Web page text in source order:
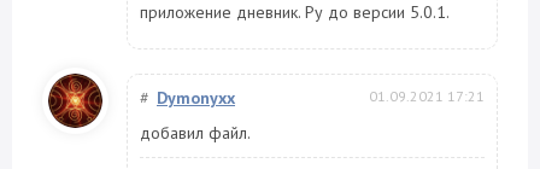
приложение дневник. Ру до версии 5.0.1.
# Dymonyxx 01.09.2021 17:21
добавил файл.